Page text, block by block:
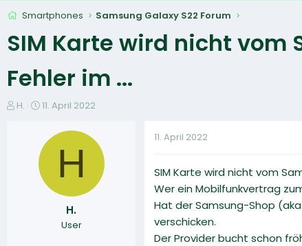
Smartphones Samsung Galaxy S22 Forum
SIM Karte wird nicht
Fehler im ...
E
H.
E
t
11. April 2022
H
H.
User
11. April 2022
SIM Karte wird nicht vom
Wer ein Mobilfunkvertrag
Hat der Samsung-Shop
verschicken.
Der Provider bucht schon